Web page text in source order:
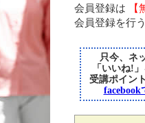
会員登録は 【
会員登録を行
只今、ネ
「いいね!
受講ポイン
facebook